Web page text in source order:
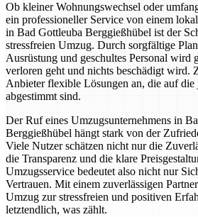
Ob kleiner Wohnungswechsel oder
ein professioneller Service von einem
in Bad Gottleuba Berggießhübel ist der
stressfreien Umzug. Durch sorgfältige
Ausrüstung und geschultes Personal wird
verloren geht und nichts beschädigt wird.
Anbieter flexible Lösungen an, die auf
abgestimmt sind.
Der Ruf eines Umzugsunternehmens in
Berggießhübel hängt stark von der
Viele Nutzer schätzen nicht nur die
die Transparenz und die klare
Umzugsservice bedeutet also nicht nur
Vertrauen. Mit einem zuverlässigen
Umzug zur stressfreien und positiven
letztendlich, was zählt.